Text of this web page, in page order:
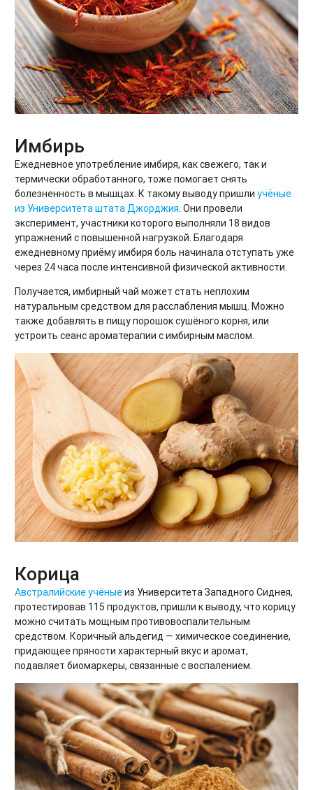
Имбирь
Ежедневное употребление имбиря, как свежего, так и
термически обработанного, тоже помогает снять
болезненность в мышцах. К такому выводу пришли учёные
из Университета штата Джорджия . Они провели
эксперимент, участники которого выполняли 18 видов
упражнений с повышенной нагрузкой. Благодаря
ежедневному приёму имбиря боль начинала отступать уже
через 24 часа после интенсивной физической активности.
Получается, имбирный чай может стать неплохим
натуральным средством для расслабления мышц. Можно
также добавлять в пищу порошок сушёного корня, или
устроить сеанс ароматерапии с имбирным маслом.
Корица
Австралийские учёныеиз Университета Западного Сиднея,
протестировав 115 продуктов, пришли к выводу, что корицу
можно считать мощным противовоспалительным
средством. Коричный альдегид — химическое соединение,
придающее пряности характерный вкус и аромат,
подавляет биомаркеры, связанные с воспалением.